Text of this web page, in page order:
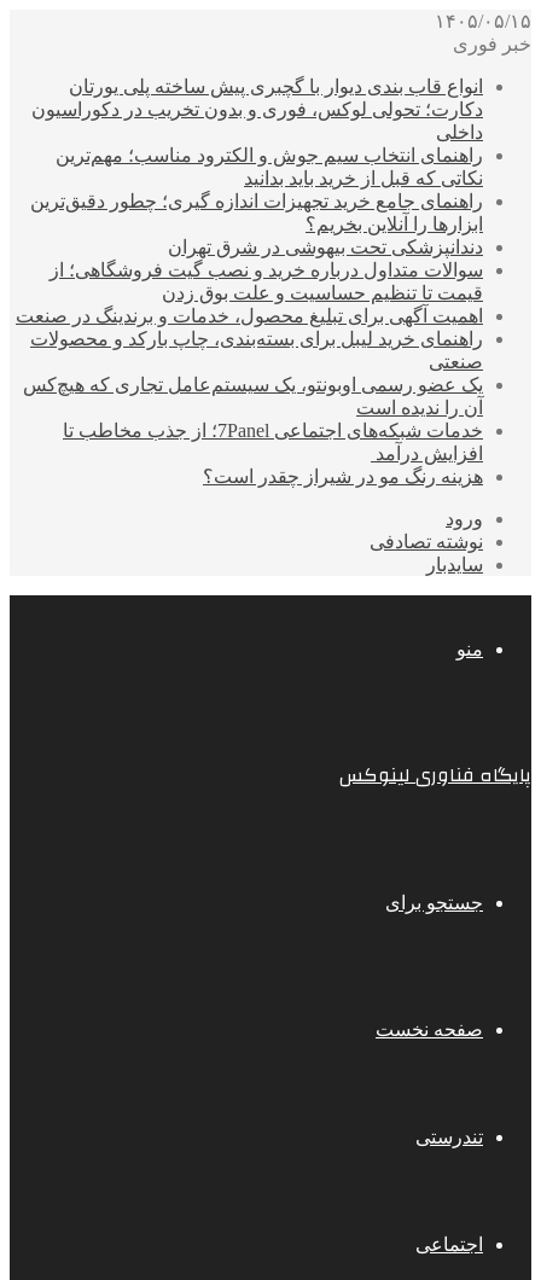
۱۴۰۵/۰۵/۱۵
خبر فوری
انواع قاب بندی دیوار با گچبری پیش ساخته پلی یورتان
دکارت؛ تحولی لوکس، فوری و بدون تخریب در دکوراسیون
داخلی
راهنمای انتخاب سیم جوش و الکترود مناسب؛ مهم‌ترین
نکاتی که قبل از خرید باید بدانید
راهنمای جامع خرید تجهیزات اندازه گیری؛ چطور دقیق‌ترین
ابزارها را آنلاین بخریم؟
دندانپزشکی تحت بیهوشی در شرق تهران
سوالات متداول درباره خرید و نصب گیت فروشگاهی؛ از
قیمت تا تنظیم حساسیت و علت بوق زدن
اهمیت آگهی برای تبلیغ محصول، خدمات و برندینگ در صنعت
راهنمای خرید لیبل برای بسته‌بندی، چاپ بارکد و محصولات
صنعتی
یک عضو رسمی اوبونتو، یک سیستم‌عامل تجاری که هیچ‌کس
آن را ندیده است
خدمات شبکه‌های اجتماعی 7Panel؛ از جذب مخاطب تا
افزایش درآمد
هزینه رنگ مو در شیراز چقدر است؟
ورود
نوشته تصادفی
سایدبار
منو
پایگاه فناوری لینوکس
جستجو برای
صفحه نخست
تندرستی
اجتماعی